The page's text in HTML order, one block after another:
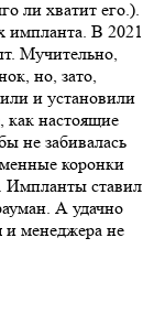
ли хватит его.).
импланта. В 2021
Мучительно,
но, зато,
и установили
как настоящие
не забивалась
коронки​
Импланты ставил
А удачно
и менеджера не